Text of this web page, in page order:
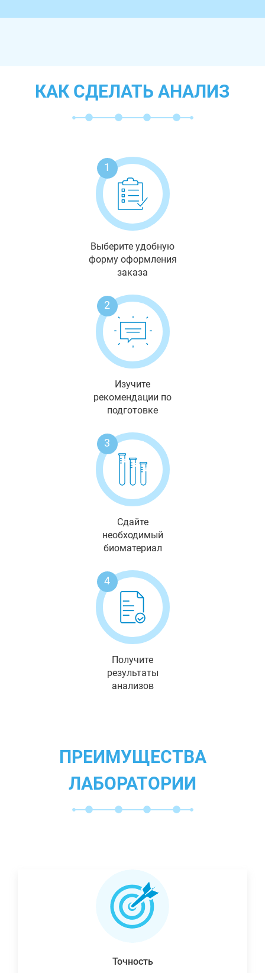
КАК СДЕЛАТЬ АНАЛИЗ
1
Выберите удобную
форму оформления
заказа
2
Изучите
рекомендации по
подготовке
3
Сдайте
необходимый
биоматериал
4
Получите
результаты
анализов
ПРЕИМУЩЕСТВА
ЛАБОРАТОРИИ
Точность